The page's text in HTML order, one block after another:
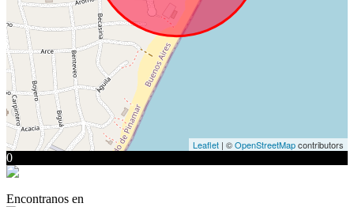
Leaflet | ©OpenStreetMapcontributors
0
Encontranos en